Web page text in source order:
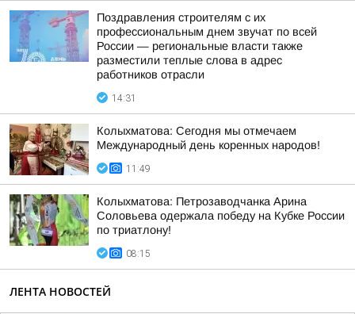
Поздравления строителям с их
профессиональным днем звучат по всей
России — региональные власти также
разместили теплые слова в адрес
работников отрасли
14:31
Колыхматова: Сегодня мы отмечаем
Международный день коренных народов!
11:49
Колыхматова: Петрозаводчанка Арина
Соловьева одержала победу на Кубке России
по триатлону!
08:15
ЛЕНТА НОВОСТЕЙ